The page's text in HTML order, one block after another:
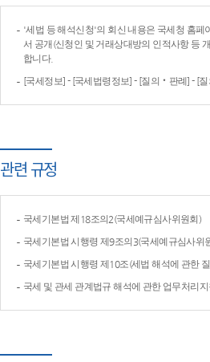
'세법 등 해석신청'의 회신 내용은 국세청 홈페
서 공개(신청인 및 거래상대방의 인적사항 등
합니다.
[국세정보] - [국세법령정보] - [질의‧판례] - [질
관련 규정
국세기본법 제18조의2(국세예규심사위원회)
국세기본법 시행령 제9조의3(국세예규심사위
국세기본법 시행령 제10조(세법 해석에 관한
국세 및 관세 관계법규 해석에 관한 업무처리